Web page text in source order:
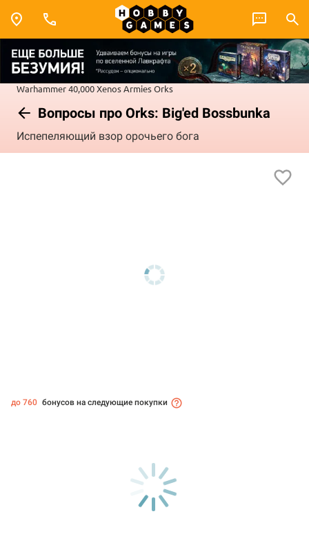
Warhammer 40,000Xenos ArmiesOrks
Вопросы про Orks: Big'ed Bossbunka
Испепеляющий взор орочьего бога
до 760 бонусов на следующие покупки